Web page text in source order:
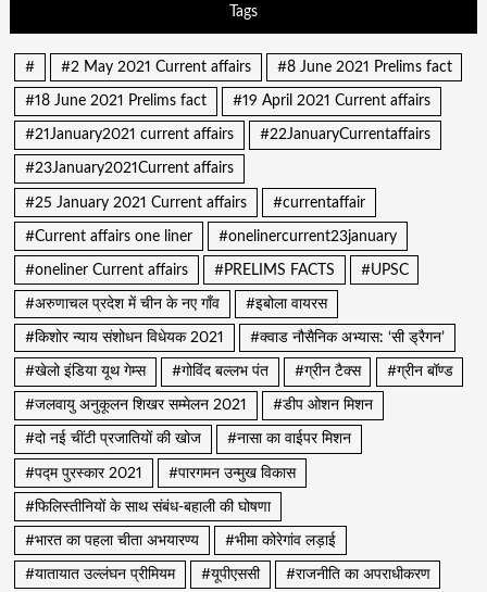
Tags
# #2 May 2021 Current affairs #8 June 2021 Prelims fact
#18 June 2021 Prelims fact #19 April 2021 Current affairs
#21January2021 current affairs #22JanuaryCurrentaffairs
#23January2021Current affairs
#25 January 2021 Current affairs #currentaffair
#Current affairs one liner #onelinercurrent23january
#oneliner Current affairs #PRELIMS FACTS #UPSC
#अरुणाचल प्रदेश में चीन के नए गाँव #इबोला वायरस
#किशोर न्याय संशोधन विधेयक 2021 #क्वाड नौसैनिक अभ्यास: ‘सी ड्रैगन’
#खेलो इंडिया यूथ गेम्स #गोविंद बल्लभ पंत #ग्रीन टैक्स #ग्रीन बॉण्ड
#जलवायु अनुकूलन शिखर सम्मेलन 2021 #डीप ओशन मिशन
#दो नई चींटी प्रजातियों की खोज #नासा का वाईपर मिशन
#पद्म पुरस्कार 2021 #पारगमन उन्मुख विकास
#फिलिस्तीनियों के साथ संबंध-बहाली की घोषणा
#भारत का पहला चीता अभयारण्य #भीमा कोरेगांव लड़ाई
#यातायात उल्लंघन प्रीमियम #यूपीएससी #राजनीति का अपराधीकरण